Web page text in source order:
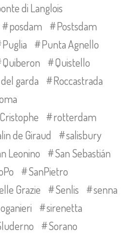
di Langlois
posdam
Postsdam
Puglia
Punta Agnello
Quiberon
Quistello
garda
Roccastrada
rotterdam
de Giraud
salisbury
Leonino
San Sebastián
SanPietro
Grazie
Senlis
senna
sirenetta
Sorano